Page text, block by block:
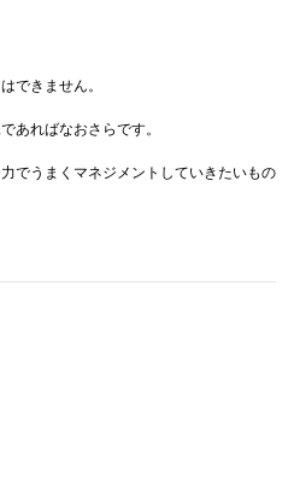
できません。
あればなおさらです。
でうまくマネジメントしていきたいもの